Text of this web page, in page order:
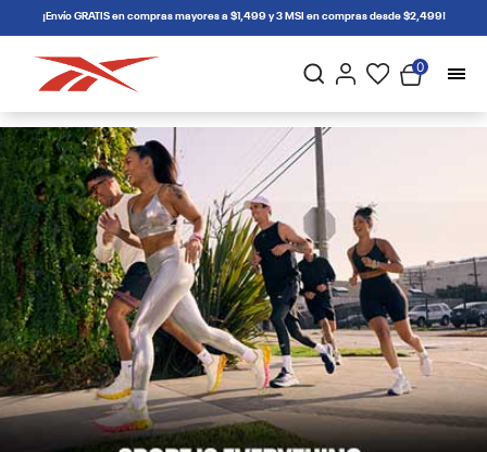
connectif¡Envío GRATIS en compras mayores a $1,499 y 3 MSI en compras desde $2,499!
0